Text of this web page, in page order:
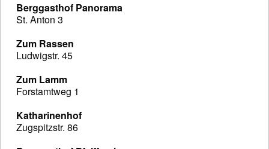
Berggasthof Panorama
St. Anton 3
Zum Rassen
Ludwigstr. 45
Zum Lamm
Forstamtweg 1
Katharinenhof
Zugspitzstr. 86